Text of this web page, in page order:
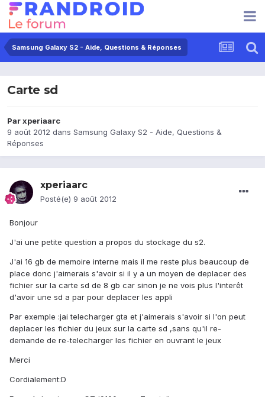
Samsung Galaxy S2 - Aide, Questions & Réponses
Carte sd
Parxperiaarc
9 août 2012 dans Samsung Galaxy S2 - Aide, Questions &
Réponses
xperiaarc
Posté(e) 9 août 2012
Bonjour
J'ai une petite question a propos du stockage du s2.
J'ai 16 gb de memoire interne mais il me reste plus beaucoup de
place donc j'aimerais s'avoir si il y a un moyen de deplacer des
fichier sur la carte sd de 8 gb car sinon je ne vois plus l'interêt
d'avoir une sd a par pour deplacer les appli
Par exemple :jai telecharger gta et j'aimerais s'avoir si l'on peut
deplacer les fichier du jeux sur la carte sd ,sans qu'il re-
demande de re-telecharger les fichier en ouvrant le jeux
Merci
Cordialement:D